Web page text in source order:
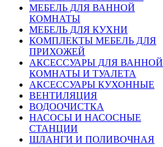
МЕБЕЛЬ ДЛЯ ВАННОЙ
КОМНАТЫ
МЕБЕЛЬ ДЛЯ КУХНИ
КОМПЛЕКТЫ МЕБЕЛЬ ДЛЯ
ПРИХОЖЕЙ
АКСЕССУАРЫ ДЛЯ ВАННОЙ
КОМНАТЫ И ТУАЛЕТА
АКСЕССУАРЫ КУХОННЫЕ
ВЕНТИЛЯЦИЯ
ВОДООЧИСТКА
НАСОСЫ И НАСОСНЫЕ
СТАНЦИИ
ШЛАНГИ И ПОЛИВОЧНАЯ